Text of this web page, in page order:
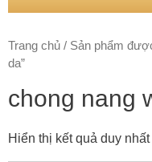
Trang chủ / Sản phẩm
da”
chong nang
Hiển thị kết quả duy nhất